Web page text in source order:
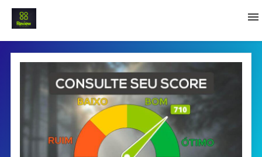
INICIO
Termo e Condições
Política Privacidade
SOBRE NÓS